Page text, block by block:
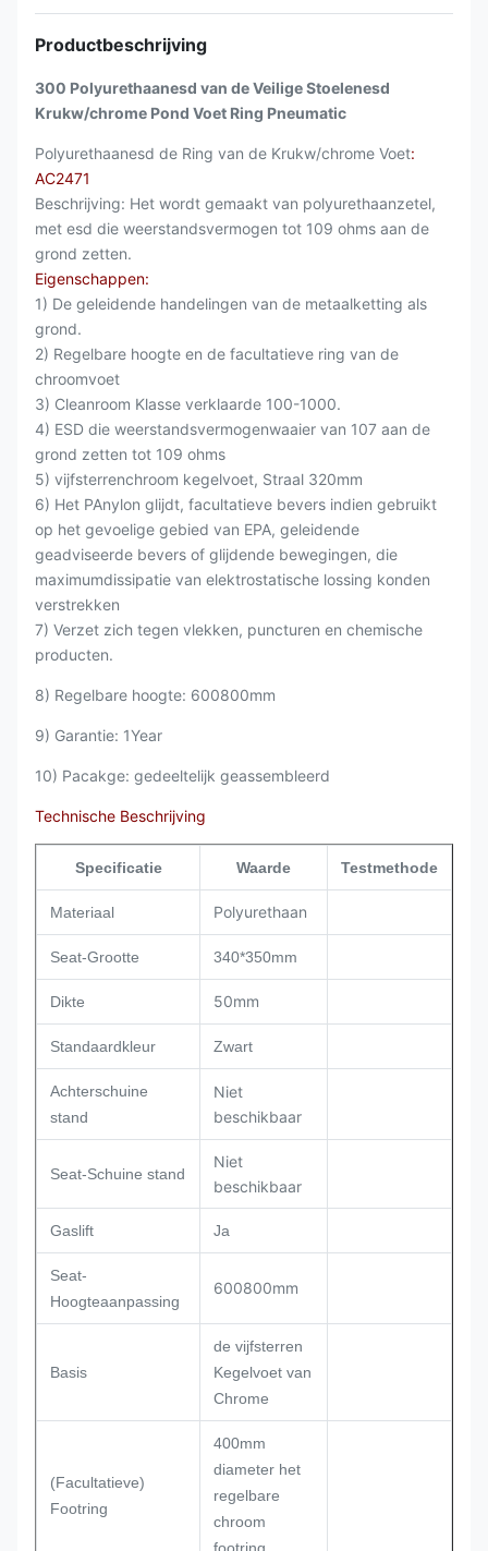
Productbeschrijving
300 Polyurethaanesd van de Veilige Stoelenesd
Krukw/chrome Pond Voet Ring Pneumatic
Polyurethaanesd de Ring van de Krukw/chrome Voet:
AC2471
Beschrijving: Het wordt gemaakt van polyurethaanzetel,
met esd die weerstandsvermogen tot 109 ohms aan de
grond zetten.
Eigenschappen:
1) De geleidende handelingen van de metaalketting als
grond.
2) Regelbare hoogte en de facultatieve ring van de
chroomvoet
3) Cleanroom Klasse verklaarde 100-1000.
4) ESD die weerstandsvermogenwaaier van 107 aan de
grond zetten tot 109 ohms
5) vijfsterrenchroom kegelvoet, Straal 320mm
6) Het PAnylon glijdt, facultatieve bevers indien gebruikt
op het gevoelige gebied van EPA, geleidende
geadviseerde bevers of glijdende bewegingen, die
maximumdissipatie van elektrostatische lossing konden
verstrekken
7) Verzet zich tegen vlekken, puncturen en chemische
producten.
8) Regelbare hoogte: 600800mm
9) Garantie: 1Year
10) Pacakge: gedeeltelijk geassembleerd
Technische Beschrijving
Specificatie Waarde Testmethode
Materiaal Polyurethaan
Seat-Grootte 340*350mm
Dikte 50mm
Standaardkleur Zwart
Achterschuine
stand
Niet
beschikbaar
Seat-Schuine stand
Niet
beschikbaar
Gaslift Ja
Seat-
Hoogteaanpassing
600800mm
Basis
de vijfsterren
Kegelvoet van
Chrome
(Facultatieve)
Footring
400mm
diameter het
regelbare
chroom